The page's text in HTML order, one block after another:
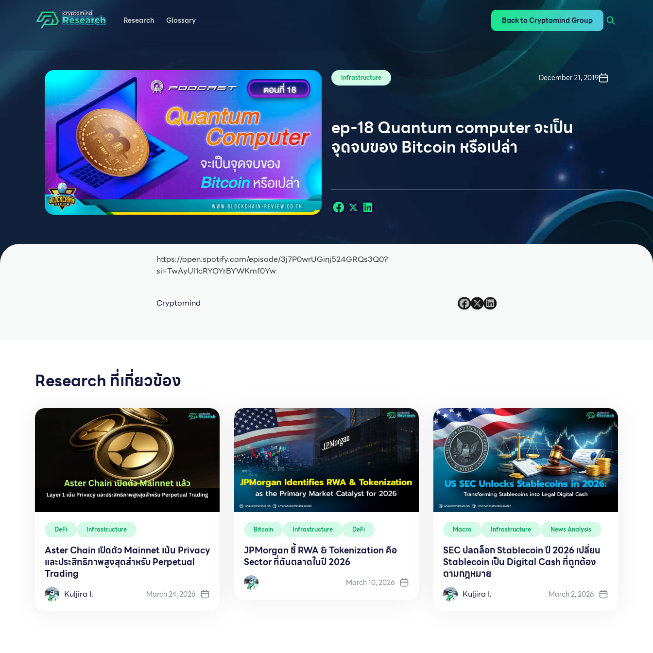
Research Glossary Back to Cryptomind Group
Infrastructure December 21, 2019
ep-18 Quantum computer จะเป็น
จุดจบของ Bitcoin หรือเปล่า
https://open.spotify.com/episode/3j7P0wrUGinj524GRQs3Q0?
si=TwAyUl1cRYOYrBYWKmf0Yw
Cryptomind
Research ที่เกี่ยวข้อง
DeFi Infrastructure
Aster Chain เปิดตัว Mainnet เน้น Privacy
และประสิทธิภาพสูงสุดสำหรับ Perpetual
Trading
Kuljira I. March 24, 2026
Bitcoin Infrastructure DeFi
JPMorgan ชี้ RWA & Tokenization คือ
Sector ที่ดันตลาดในปี 2026
March 10, 2026
Macro Infrastructure News Analysis
SEC ปลดล็อก Stablecoin ปี 2026 เปลี่ยน
Stablecoin เป็น Digital Cash ที่ถูกต้อง
ตามกฎหมาย
Kuljira I. March 2, 2026